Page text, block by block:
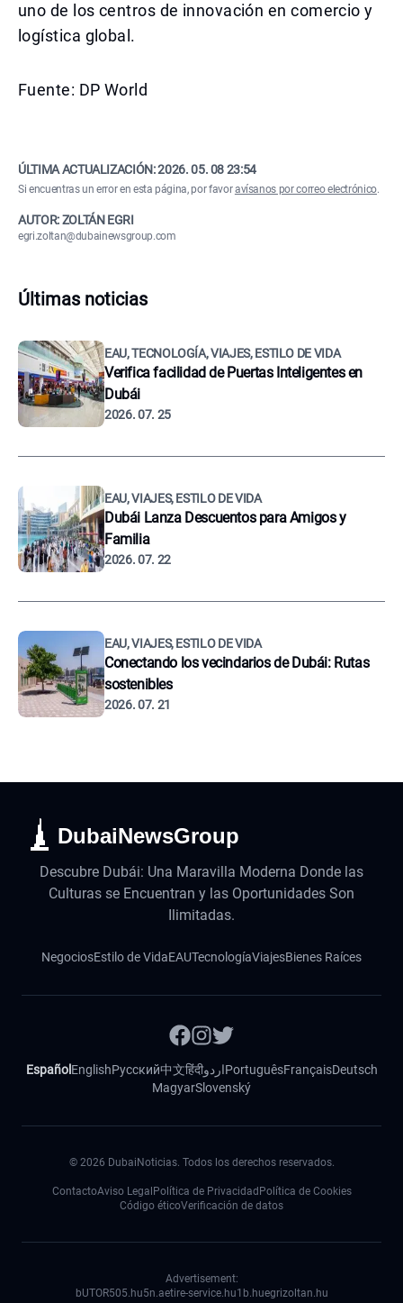
uno de los centros de innovación en comercio y
logística global.
Fuente: DP World
ÚLTIMA ACTUALIZACIÓN:2026. 05. 08 23:54
Si encuentras un error en esta página, por favoravísanos por correo electrónico.
AUTOR: ZOLTÁN EGRI
egri.zoltan@dubainewsgroup.com
Últimas noticias
EAU, TECNOLOGÍA, VIAJES, ESTILO DE VIDA
Verifica facilidad de Puertas Inteligentes en
Dubái
2026. 07. 25
EAU, VIAJES, ESTILO DE VIDA
Dubái Lanza Descuentos para Amigos y
Familia
2026. 07. 22
EAU, VIAJES, ESTILO DE VIDA
Conectando los vecindarios de Dubái: Rutas
sostenibles
2026. 07. 21
DubaiNewsGroup
Descubre Dubái: Una Maravilla Moderna Donde las
Culturas se Encuentran y las Oportunidades Son
Ilimitadas.
NegociosEstilo de VidaEAUTecnologíaViajesBienes Raíces
Español EnglishРусский中文हिंदीاردوPortuguêsFrançaisDeutsch
MagyarSlovenský
© 2026 DubaiNoticias. Todos los derechos reservados.
ContactoAviso Legal Política de Privacidad Política de Cookies
Código éticoVerificación de datos
Advertisement:
bUTOR505.hu5n.aetire-service.hu1b.huegrizoltan.hu